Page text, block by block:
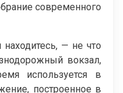
современного
— не что
вокзал,
используется в
построенное в